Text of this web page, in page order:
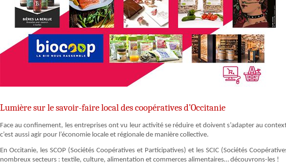
Lumière sur le savoir-faire local des coopératives d’Occitanie
Face au confinement, les entreprises ont vu leur activité se réduire et doivent s’adapter au
c’est aussi agir pour l’économie locale et régionale de manière collective.
En Occitanie, les SCOP (Sociétés Coopératives et Participatives) et les SCIC (Sociétés
nombreux secteurs : textile, culture, alimentation et commerces alimentaires… découvrons-les !